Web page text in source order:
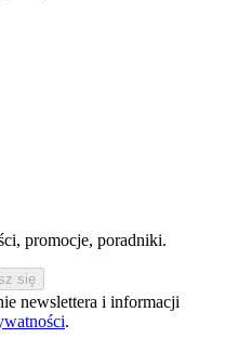
promocje, poradniki.
się
newslettera i informacji
.